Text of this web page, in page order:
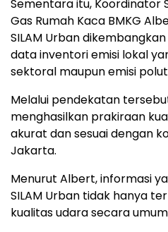
Sementara itu, Koordinator
Gas Rumah Kaca BMKG
SILAM Urban
data inventori emisi lokal
sektoral maupun emisi
Melalui pendekatan
menghasilkan prakiraan
akurat dan sesuai dengan
Jakarta.
Menurut Albert, informasi
SILAM Urban tidak hanya
kualitas udara secara